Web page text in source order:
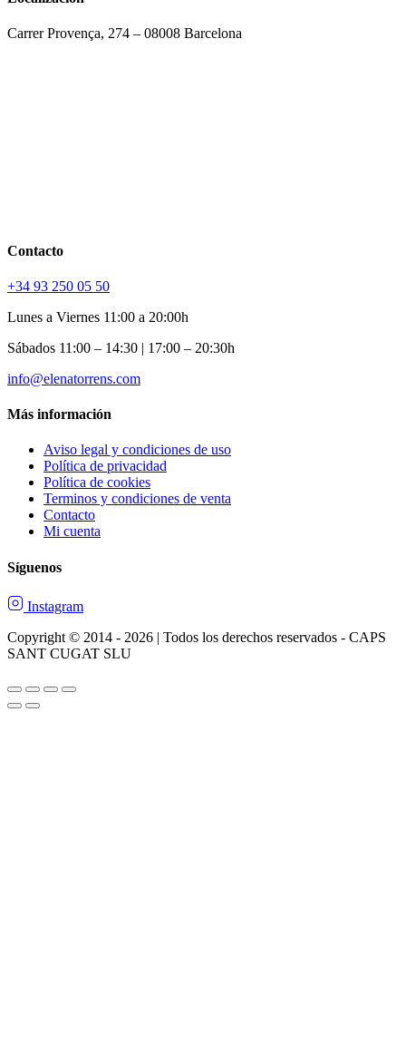
Carrer Provença, 274 – 08008 Barcelona
Contacto
+34 93 250 05 50
Lunes a Viernes 11:00 a 20:00h
Sábados 11:00 – 14:30 | 17:00 – 20:30h
info@elenatorrens.com
Más información
Aviso legal y condiciones de uso
Política de privacidad
Política de cookies
Terminos y condiciones de venta
Contacto
Mi cuenta
Síguenos
Instagram
Copyright © 2014 - 2026 | Todos los derechos reservados - CAPS
SANT CUGAT SLU